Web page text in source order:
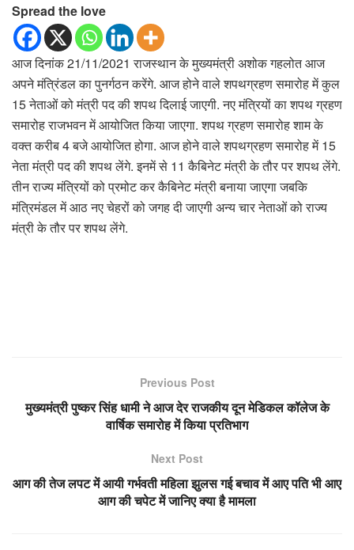
Spread the love
आज दिनांक 21/11/2021 राजस्थान के मुख्यमंत्री अशोक गहलोत आज
अपने मंत्रिंडल का पुनर्गठन करेंगे. आज होने वाले शपथग्रहण समारोह में कुल
15 नेताओं को मंत्री पद की शपथ दिलाई जाएगी. नए मंत्रियों का शपथ ग्रहण
समारोह राजभवन में आयोजित किया जाएगा. शपथ ग्रहण समारोह शाम के
वक्त करीब 4 बजे आयोजित होगा. आज होने वाले शपथग्रहण समारोह में 15
नेता मंत्री पद की शपथ लेंगे. इनमें से 11 कैबिनेट मंत्री के तौर पर शपथ लेंगे.
तीन राज्य मंत्रियों को प्रमोट कर कैबिनेट मंत्री बनाया जाएगा जबकि
मंत्रिमंडल में आठ नए चेहरों को जगह दी जाएगी अन्य चार नेताओं को राज्य
मंत्री के तौर पर शपथ लेंगे.
Previous Post
मुख्यमंत्री पुष्कर सिंह धामी ने आज देर राजकीय दून मेडिकल कॉलेज के
वार्षिक समारोह में किया प्रतिभाग
Next Post
आग की तेज लपट में आयी गर्भवती महिला झुलस गई बचाव में आए पति भी आए
आग की चपेट में जानिए क्या है मामला